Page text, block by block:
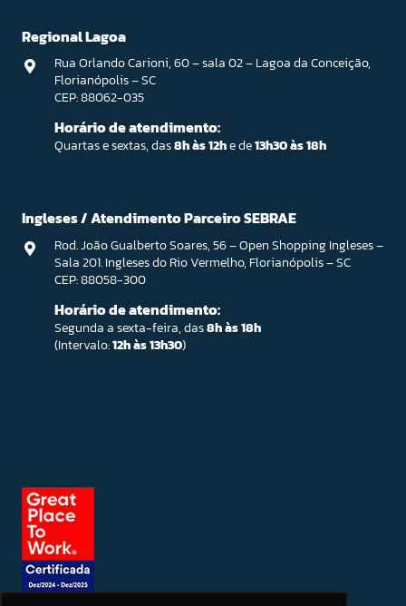
Regional Lagoa
Rua Orlando Carioni, 60 – sala 02 – Lagoa da Conceição,
Florianópolis – SC
CEP: 88062-035
Horário de atendimento:
Quartas e sextas, das8h às 12he de13h30 às 18h
Ingleses / Atendimento Parceiro SEBRAE
Rod. João Gualberto Soares, 56 – Open Shopping Ingleses –
Sala 201. Ingleses do Rio Vermelho, Florianópolis – SC
CEP: 88058-300
Horário de atendimento:
Segunda a sexta-feira, das8h às 18h
(Intervalo:12h às 13h30)